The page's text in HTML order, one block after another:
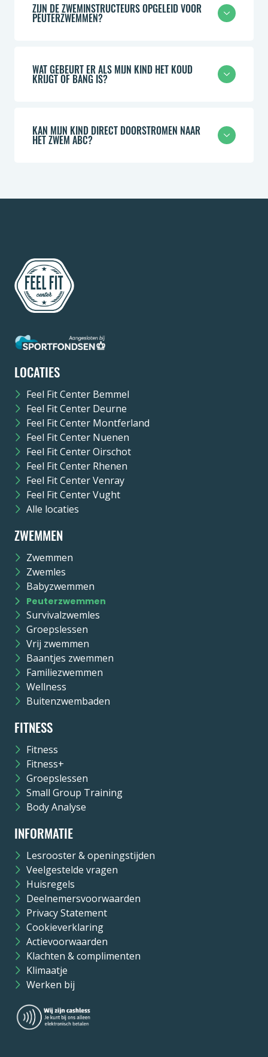
ZIJN DE ZWEMINSTRUCTEURS OPGELEID VOOR
PEUTERZWEMMEN?
WAT GEBEURT ER ALS MIJN KIND HET KOUD
KRIJGT OF BANG IS?
KAN MIJN KIND DIRECT DOORSTROMEN NAAR
HET ZWEM ABC?
LOCATIES
Feel Fit Center Bemmel
Feel Fit Center Deurne
Feel Fit Center Montferland
Feel Fit Center Nuenen
Feel Fit Center Oirschot
Feel Fit Center Rhenen
Feel Fit Center Venray
Feel Fit Center Vught
Alle locaties
ZWEMMEN
Zwemmen
Zwemles
Babyzwemmen
Peuterzwemmen
Survivalzwemles
Groepslessen
Vrij zwemmen
Baantjes zwemmen
Familiezwemmen
Wellness
Buitenzwembaden
FITNESS
Fitness
Fitness+
Groepslessen
Small Group Training
Body Analyse
INFORMATIE
Lesrooster & openingstijden
Veelgestelde vragen
Huisregels
Deelnemersvoorwaarden
Privacy Statement
Cookieverklaring
Actievoorwaarden
Klachten & complimenten
Klimaatje
Werken bij